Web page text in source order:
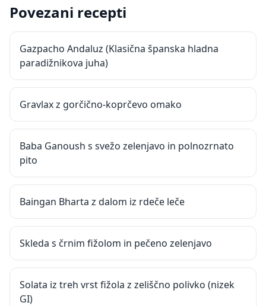
Povezani recepti
Gazpacho Andaluz (Klasična španska hladna
paradižnikova juha)
Gravlax z gorčično-koprčevo omako
Baba Ganoush s svežo zelenjavo in polnozrnato
pito
Baingan Bharta z dalom iz rdeče leče
Skleda s črnim fižolom in pečeno zelenjavo
Solata iz treh vrst fižola z zeliščno polivko (nizek
GI)